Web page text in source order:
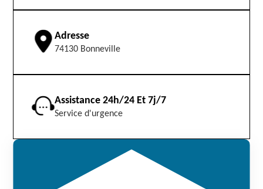
Adresse
74130 Bonneville
Assistance 24h/24 Et 7j/7
Service d'urgence